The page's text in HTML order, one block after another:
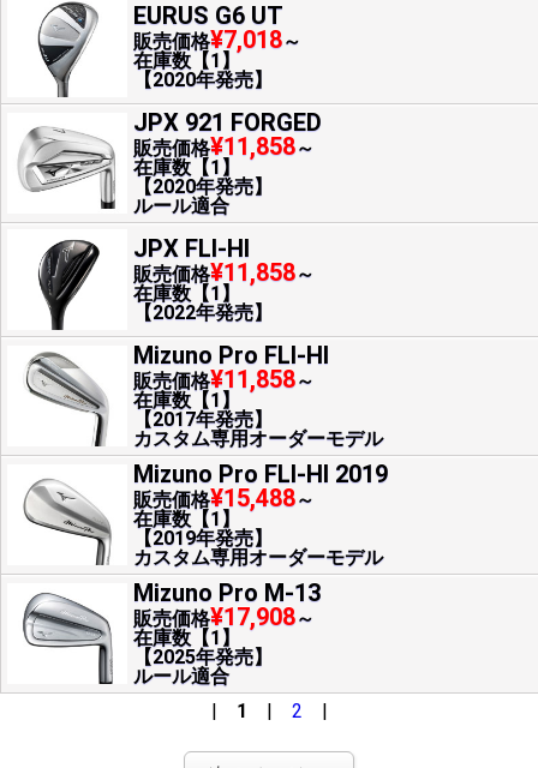
EURUS G6 UT
販売価格¥7,018～
在庫数【1】
【2020年発売】
JPX 921 FORGED
販売価格¥11,858～
在庫数【1】
【2020年発売】
ルール適合
JPX FLI-HI
販売価格¥11,858～
在庫数【1】
【2022年発売】
Mizuno Pro FLI-HI
販売価格¥11,858～
在庫数【1】
【2017年発売】
カスタム専用オーダーモデル
Mizuno Pro FLI-HI 2019
販売価格¥15,488～
在庫数【1】
【2019年発売】
カスタム専用オーダーモデル
Mizuno Pro M-13
販売価格¥17,908～
在庫数【1】
【2025年発売】
ルール適合
| 1 | 2 |